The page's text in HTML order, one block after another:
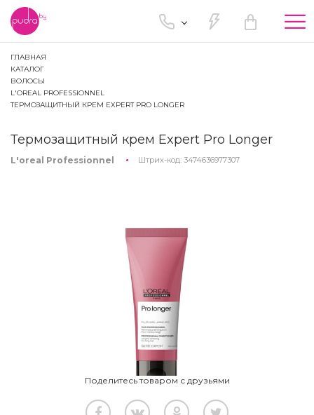
ГЛАВНАЯ
КАТАЛОГ
ВОЛОСЫ
L'OREAL PROFESSIONNEL
ТЕРМОЗАЩИТНЫЙ КРЕМ EXPERT PRO LONGER
Термозащитный крем Expert Pro Longer
L'oreal Professionnel Штрих-код: 3474636977307
Поделитесь товаром с друзьями